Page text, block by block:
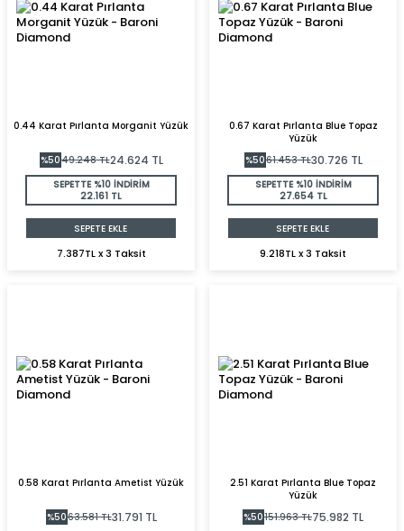
0.44 Karat Pırlanta Morganit Yüzük
%5049.248TL24.624 TL
SEPETTE %10 İNDİRİM
22.161 TL
SEPETE EKLE
7.387TL x 3 Taksit
0.67 Karat Pırlanta Blue Topaz
Yüzük
%5061.453TL30.726 TL
SEPETTE %10 İNDİRİM
27.654 TL
SEPETE EKLE
9.218TL x 3 Taksit
0.58 Karat Pırlanta Ametist Yüzük
%5063.581TL31.791 TL
2.51 Karat Pırlanta Blue Topaz
Yüzük
%50151.963TL75.982 TL